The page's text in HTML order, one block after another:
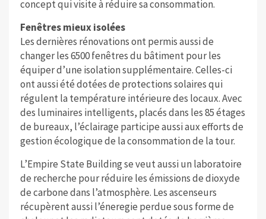
concept qui visite à réduire sa consommation.
Fenêtres mieux isolées
Les dernières rénovations ont permis aussi de
changer les 6500 fenêtres du bâtiment pour les
équiper d’une isolation supplémentaire. Celles-ci
ont aussi été dotées de protections solaires qui
régulent la température intérieure des locaux. Avec
des luminaires intelligents, placés dans les 85 étages
de bureaux, l’éclairage participe aussi aux efforts de
gestion écologique de la consommation de la tour.
L’Empire State Building se veut aussi un laboratoire
de recherche pour réduire les émissions de dioxyde
de carbone dans l’atmosphère. Les ascenseurs
récupèrent aussi l’éneregie perdue sous forme de